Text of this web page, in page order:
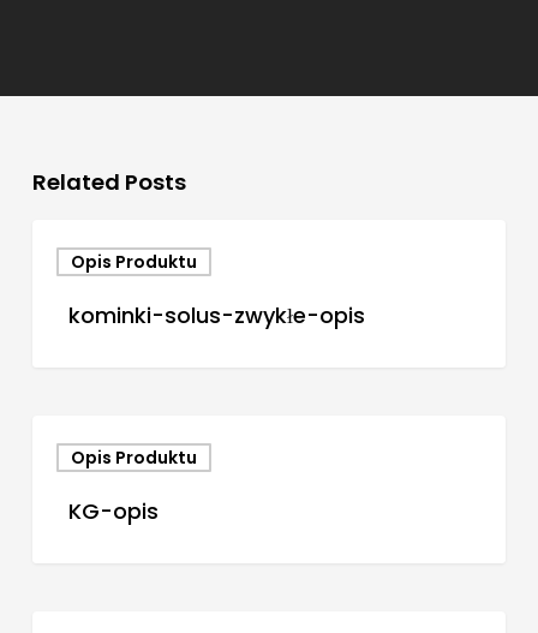
Related Posts
Opis Produktu
kominki-solus-zwykłe-opis
Opis Produktu
KG-opis